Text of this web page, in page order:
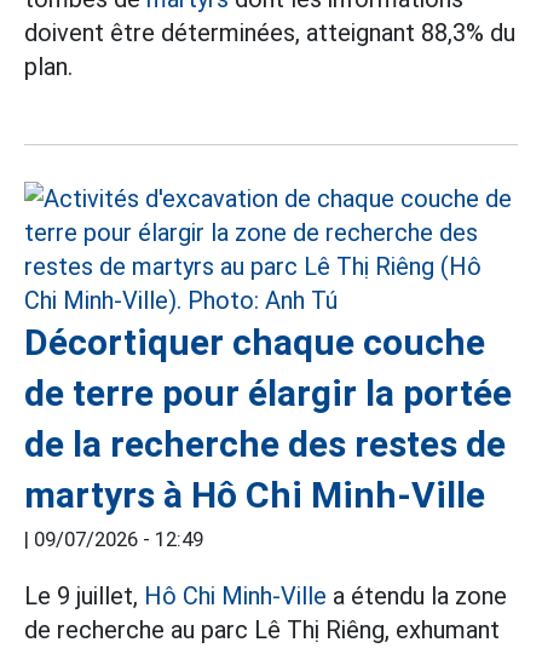
doivent être déterminées, atteignant 88,3% du
plan.
Décortiquer chaque couche
de terre pour élargir la portée
de la recherche des restes de
martyrs à Hô Chi Minh-Ville
| 09/07/2026 - 12:49
Le 9 juillet, Hô Chi Minh-Ville a étendu la zone
de recherche au parc Lê Thị Riêng, exhumant